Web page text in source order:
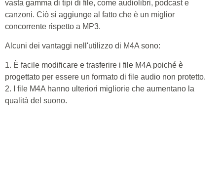
vasta gamma di tipi di file, come audiolibri, podcast e
canzoni. Ciò si aggiunge al fatto che è un miglior
concorrente rispetto a MP3.
Alcuni dei vantaggi nell'utilizzo di M4A sono:
1. È facile modificare e trasferire i file M4A poiché è
progettato per essere un formato di file audio non protetto.
2. I file M4A hanno ulteriori migliorie che aumentano la
qualità del suono.